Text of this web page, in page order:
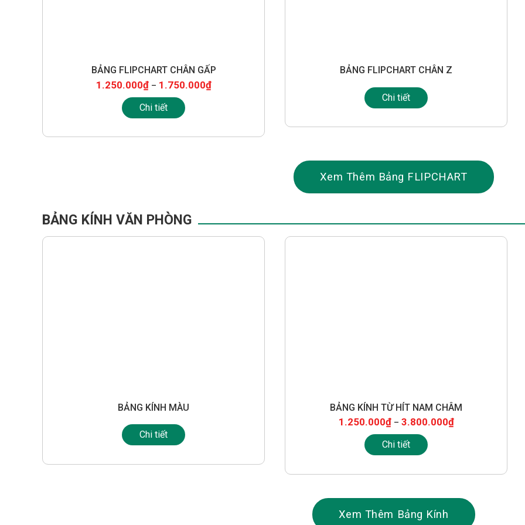
600 X 1000 700 X 1000 900 X 1200
BẢNG FLIPCHART CHÂN GẤP
1.250.000₫– 1.750.000₫
Chi tiết
BẢNG FLIPCHART CHÂN Z
Chi tiết
Xem Thêm Bảng FLIPCHART
BẢNG KÍNH VĂN PHÒNG
BẢNG KÍNH MÀU
Chi tiết
1000 X 1200 1200 X 1500 1200 X 1600 1200 X 1800
1200 X 2400
BẢNG KÍNH TỪ HÍT NAM CHÂM
1.250.000₫– 3.800.000₫
Chi tiết
Xem Thêm Bảng Kính